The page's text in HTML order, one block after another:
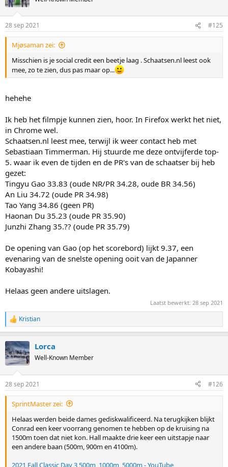
28 sep 2021 #125
Mjøsaman zei:
Misschien is je social credit een beetje laag . Schaatsen.nl leest ook
mee, zo te zien, dus pas maar op...
hehehe
Ik heb het filmpje kunnen zien, hoor. In Firefox werkt het niet,
in Chrome wel.
Schaatsen.nl leest mee, terwijl ik weer contact heb met
Sebastiaan Timmerman. Hij stuurde me deze ontvijferde top-
5. waar ik even de tijden en de PR's van de schaatser bij heb
gezet:
Tingyu Gao 33.83 (oude NR/PR 34.28, oude BR 34.56)
An Liu 34.72 (oude PR 34.98)
Tao Yang 34.86 (geen PR)
Haonan Du 35.23 (oude PR 35.90)
Junzhi Zhang 35.?? (oude PR 35.79)
De opening van Gao (op het scorebord) lijkt 9.37, een
evenaring van de snelste opening ooit van de Japanner
Kobayashi!
Helaas geen andere uitslagen.
Laatst bewerkt: 28 sep 2021
R
e
c
t
i
s
:
Kristian
Lorca
Well-Known Member
28 sep 2021 #126
SprintMaster zei:
Helaas werden beide dames gediskwalificeerd. Na terugkijken blijkt
Conrad een keer voorrang genomen te hebben op de kruising na
1500m toen dat niet kon. Hall maakte drie keer een uitstapje naar
een andere baan (500m, 900m en 4100m).
2021 Fall Classic Day 3 500m, 1000m, 5000m - YouTube